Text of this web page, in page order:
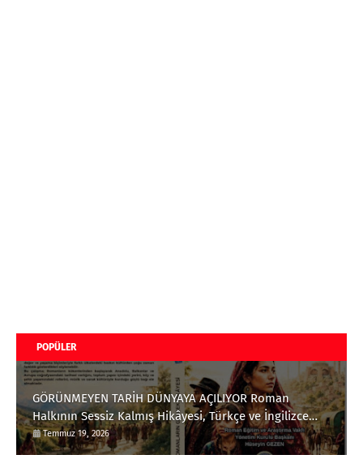
POPÜLER
GÖRÜNMEYEN TARİH DÜNYAYA AÇILIYOR Roman
Halkının Sessiz Kalmış Hikâyesi, Türkçe ve İngilizce
Olarak Okuyucuyla Buluştu
Temmuz 19, 2026